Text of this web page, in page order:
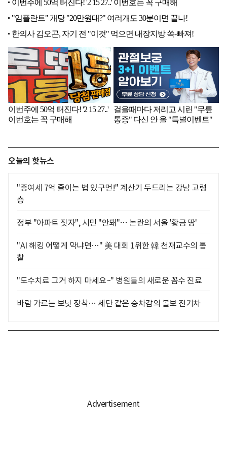
오늘의 핫뉴스
"증여세 7억 줄이는 법 있구먼!" 계산기 두드리는 강남 고령
층
정부 "아파트 짓자", 시민 "안돼"… 논란의 서울 '황금 땅'
"AI 해킹 어떻게 막냐면…" 美 대회 1위한 韓 천재교수의 통
찰
"도수치료 그거 하지 마세요~" 병원들의 새로운 꼼수 진료
바람 가르는 보닛 장착… 세단 같은 승차감의 볼보 전기차